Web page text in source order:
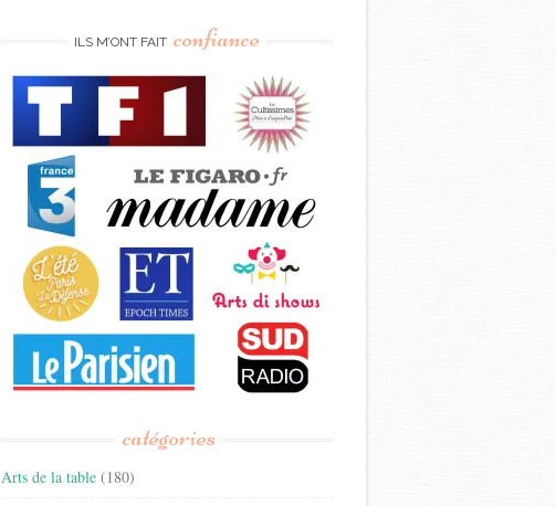
ILS M’ONT FAIT confiance
catégories
Arts de la table (180)